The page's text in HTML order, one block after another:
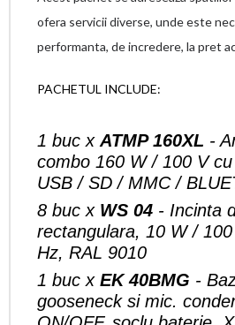
ofera servicii diverse, unde este
performanta, de incredere, la pret
PACHETUL INCLUDE:
1 buc x ATMP 160XL -
combo 160 W / 100 V
USB / SD / MMC /
8 buc x WS 04 - Incinta
rectangulara, 10 W /
Hz, RAL 9010
1 buc x EK 40BMG -
gooseneck si mic.